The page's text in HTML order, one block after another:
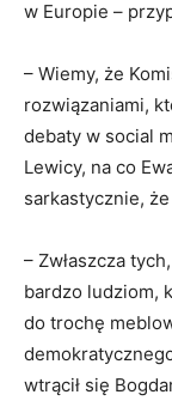
w Europie –
– Wiemy, że
rozwiązaniami,
debaty w social
Lewicy, na co
sarkastycznie,
– Zwłaszcza
bardzo ludziom,
do trochę
wtrącił się